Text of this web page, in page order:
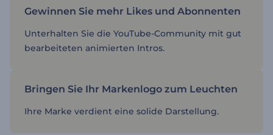
Gewinnen Sie mehr Likes und Abonnenten
Unterhalten Sie die YouTube-Community mit gut
bearbeiteten animierten Intros.
Bringen Sie Ihr Markenlogo zum Leuchten
Ihre Marke verdient eine solide Darstellung.